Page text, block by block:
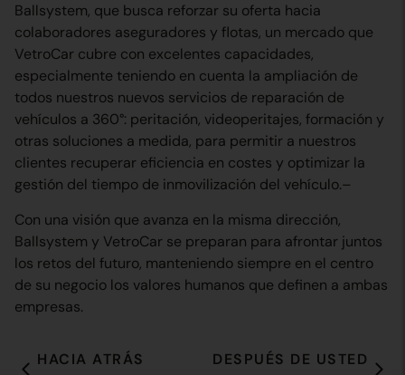
Ballsystem, que busca reforzar su oferta hacia
colaboradores aseguradores y flotas, un mercado que
VetroCar cubre con excelentes capacidades,
especialmente teniendo en cuenta la ampliación de
todos nuestros nuevos servicios de reparación de
vehículos a 360°: peritación, videoperitajes, formación y
otras soluciones a medida, para permitir a nuestros
clientes recuperar eficiencia en costes y optimizar la
gestión del tiempo de inmovilización del vehículo.–
Con una visión que avanza en la misma dirección,
Ballsystem y VetroCar se preparan para afrontar juntos
los retos del futuro, manteniendo siempre en el centro
de su negocio los valores humanos que definen a ambas
empresas.
HACIA ATRÁS
DESPUÉS DE USTED